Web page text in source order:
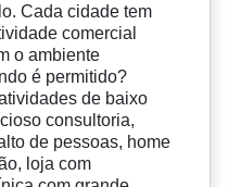
Cada cidade tem
comercial
o ambiente
é permitido?
de baixo
consultoria,
de pessoas, home
loja com